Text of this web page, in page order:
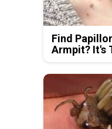
Find
Armpit? It's